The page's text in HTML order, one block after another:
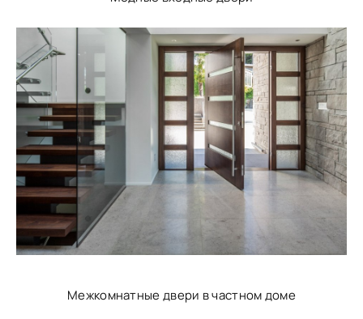
Межкомнатные двери в частном доме